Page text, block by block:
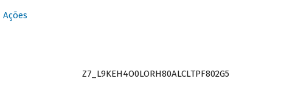
Ações
Z7_L9KEH4O0LORH80ALCLTPF802G5